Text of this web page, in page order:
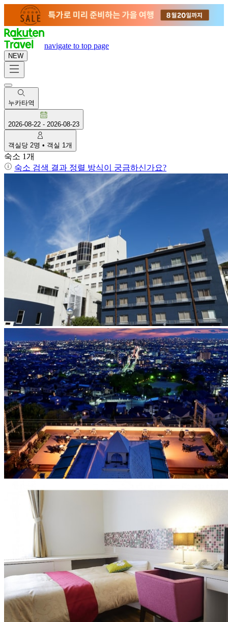
navigate to top page
NEW
누카타역
2026-08-22 - 2026-08-23
객실당 2명 • 객실 1개
숙소 1개
숙소 검색 결과 정렬 방식이 궁금하신가요?